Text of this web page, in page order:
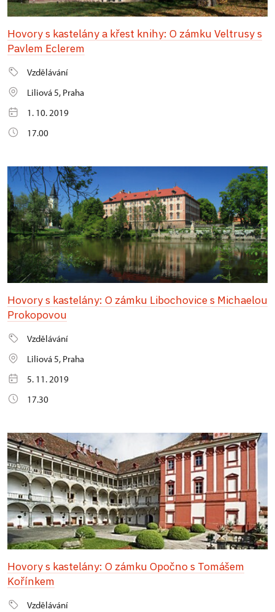
Hovory s kastelány a křest knihy: O zámku Veltrusy s
Pavlem Eclerem
Vzdělávání
Liliová 5, Praha
1. 10. 2019
17.00
Hovory s kastelány: O zámku Libochovice s Michaelou
Prokopovou
Vzdělávání
Liliová 5, Praha
5. 11. 2019
17.30
Hovory s kastelány: O zámku Opočno s Tomášem
Kořínkem
Vzdělávání